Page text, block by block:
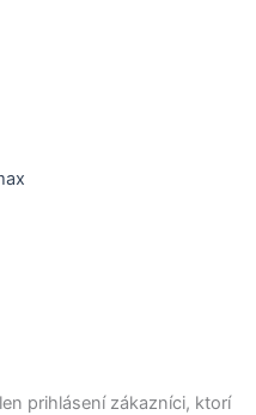
prihlásení zákazníci, ktorí